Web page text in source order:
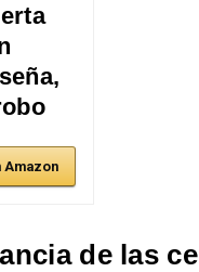
Amazon
de las